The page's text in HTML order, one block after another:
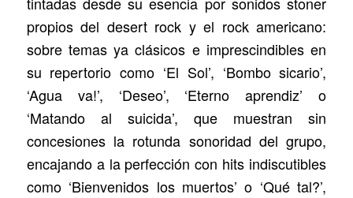
propios del desert rock y el rock americano:
sobre temas ya clásicos e imprescindibles en
su repertorio como ‘El Sol’, ‘Bombo sicario’,
‘Agua va!’, ‘Deseo’, ‘Eterno aprendiz’ o
‘Matando al suicida’, que muestran sin
concesiones la rotunda sonoridad del grupo,
encajando a la perfección con hits indiscutibles
como ‘Bienvenidos los muertos’ o ‘Qué tal?’,